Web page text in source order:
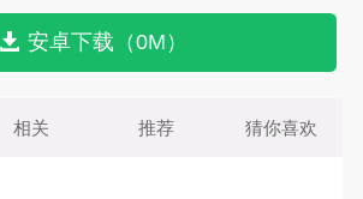
安卓下载（0M）
相关 推荐 猜你喜欢